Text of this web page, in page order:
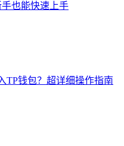
也能快速上手
TP钱包？超详细操作指南